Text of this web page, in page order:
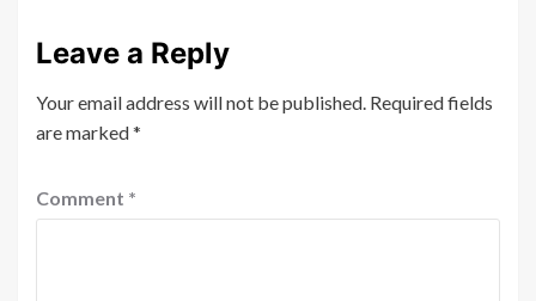
Leave a Reply
Your email address will not be published. Required fields
are marked*
Comment *